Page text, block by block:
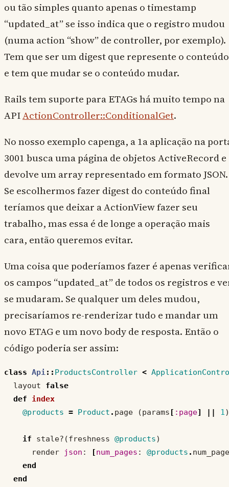
ou tão simples quanto apenas o timestamp
“updated_at” se isso indica que o registro mudou
(numa action “show” de controller, por exemplo).
Tem que ser um digest que represente o conteúdo
e tem que mudar se o conteúdo mudar.
Rails tem suporte para ETAGs há muito tempo na
APIActionController::ConditionalGet.
No nosso exemplo capenga, a 1a aplicação na
3001 busca uma página de objetos ActiveRecord e
devolve um array representado em formato JSON.
Se escolhermos fazer digest do conteúdo final
teríamos que deixar a ActionView fazer seu
trabalho, mas essa é de longe a operação mais
cara, então queremos evitar.
Uma coisa que poderíamos fazer é apenas
os campos “updated_at” de todos os registros e
se mudaram. Se qualquer um deles mudou,
precisaríamos re-renderizar tudo e mandar um
novo ETAG e um novo body de resposta. Então o
código poderia ser assim:
class Api:: ProductsController <
layout
false
def
index
@products = Product . page (params [ :page] 1)
if stale? (freshness @products)
render
json : [num_pages : @products .
end
end